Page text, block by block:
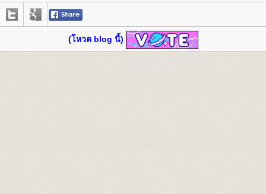
(โหวต blog นี้)